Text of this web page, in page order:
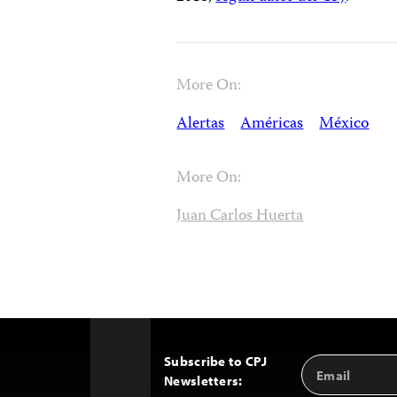
More On:
Alertas Américas México
More On:
Juan Carlos Huerta
Subscribe to CPJ
Newsletters:
Email
Address